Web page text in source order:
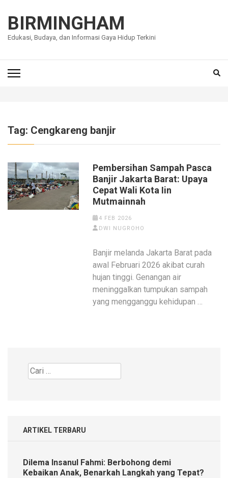
konten
(Tekan
BIRMINGHAM
Edukasi, Budaya, dan Informasi Gaya Hidup Terkini
Tag: Cengkareng banjir
Pembersihan Sampah Pasca
Banjir Jakarta Barat: Upaya
Cepat Wali Kota Iin
Mutmainnah
4 FEB 2026
DWI NUGROHO
Banjir melanda Jakarta Barat pada
awal Februari 2026 akibat curah
hujan tinggi. Genangan air
meninggalkan tumpukan sampah
yang mengganggu kehidupan …
Cari
untuk:
ARTIKEL TERBARU
Dilema Insanul Fahmi: Berbohong demi
Kebaikan Anak, Benarkah Langkah yang Tepat?